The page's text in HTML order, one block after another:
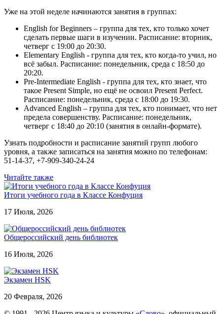
Уже на этой неделе начинаются занятия в группах:
English for Beginners – группа для тех, кто только хочет
сделать первые шаги в изучении. Расписание: вторник,
четверг с 19:00 до 20:30.
Elementary English - группа для тех, кто когда-то учил, но
всё забыл. Расписание: понедельник, среда с 18:50 до
20:20.
Pre-Intermediate English - группа для тех, кто знает, что
такое Present Simple, но ещё не освоил Present Perfect.
Расписание: понедельник, среда с 18:00 до 19:30.
Advanced English – группа для тех, кто понимает, что нет
предела совершенству. Расписание: понедельник,
четверг с 18:40 до 20:10 (занятия в онлайн-формате).
Узнать подробности и расписание занятий групп любого
уровня, а также записаться на занятия можно по телефонам:
51-14-37, +7-909-340-24-24
Читайте также
Итоги учебного года в Классе Конфуция
17 Июля, 2026
Общероссийский день библиотек
16 Июля, 2026
Экзамен HSK
20 Февраля, 2026